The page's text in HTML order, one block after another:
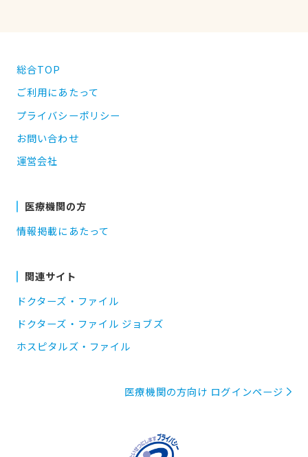
総合TOP
ご利用にあたって
プライバシーポリシー
お問い合わせ
運営会社
医療機関の方
情報掲載にあたって
関連サイト
ドクターズ・ファイル
ドクターズ・ファイル ジョブズ
ホスピタルズ・ファイル
医療機関の方向け ログインページ